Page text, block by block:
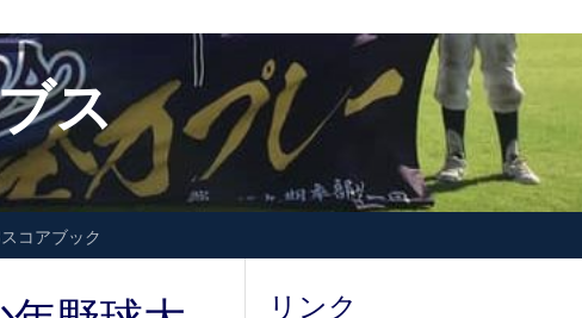
ス
スコアブック
リンク